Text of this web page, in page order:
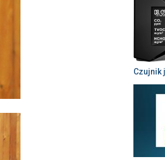
Czujnik